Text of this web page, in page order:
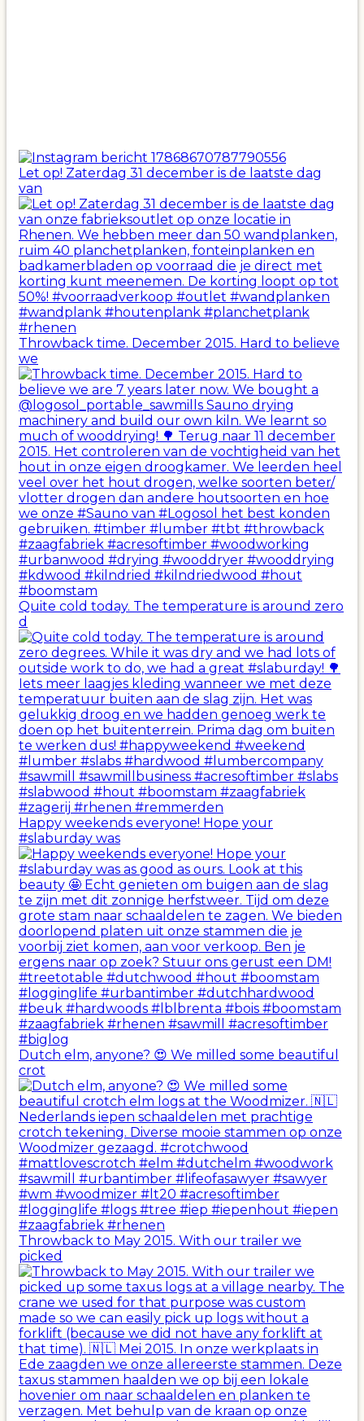
Let op! Zaterdag 31 december is de laatste dag
van
Throwback time. December 2015. Hard to believe
we
Quite cold today. The temperature is around zero
d
Happy weekends everyone! Hope your
#slaburday was
Dutch elm, anyone? 😍 We milled some beautiful
crot
Throwback to May 2015. With our trailer we
picked